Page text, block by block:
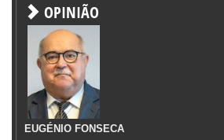
OPINIÃO
EUGÉNIO FONSECA